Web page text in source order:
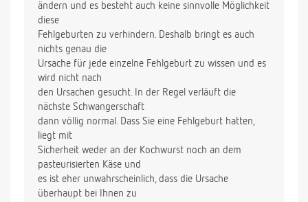
ändern und es besteht auch keine sinnvolle Möglichkeit
diese
Fehlgeburten zu verhindern. Deshalb bringt es auch
nichts genau die
Ursache für jede einzelne Fehlgeburt zu wissen und es
wird nicht nach
den Ursachen gesucht. In der Regel verläuft die
nächste Schwangerschaft
dann völlig normal. Dass Sie eine Fehlgeburt hatten,
liegt mit
Sicherheit weder an der Kochwurst noch an dem
pasteurisierten Käse und
es ist eher unwahrscheinlich, dass die Ursache
überhaupt bei Ihnen zu